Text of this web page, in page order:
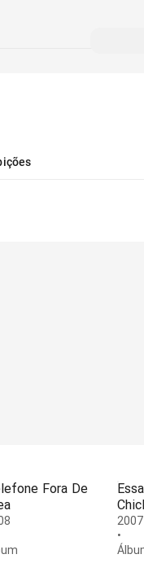
Fora De
2007
•